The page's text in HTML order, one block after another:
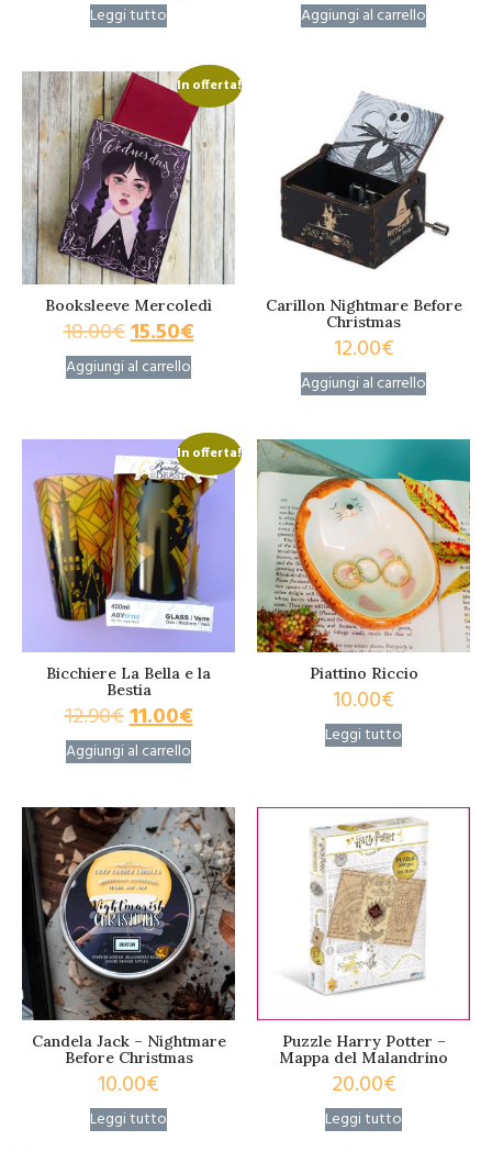
Leggi tutto Aggiungi al carrello
In offerta!
Booksleeve Mercoledì
18.00€15.50€
Aggiungi al carrello
Carillon Nightmare Before
Christmas
12.00€
Aggiungi al carrello
In offerta!
Bicchiere La Bella e la
Bestia
12.90€11.00€
Aggiungi al carrello
Piattino Riccio
10.00€
Leggi tutto
Candela Jack – Nightmare
Before Christmas
10.00€
Leggi tutto
Puzzle Harry Potter –
Mappa del Malandrino
20.00€
Leggi tutto